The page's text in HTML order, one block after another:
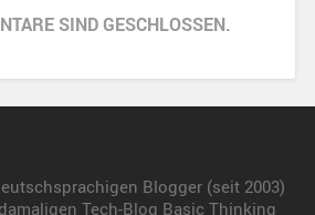
SIND GESCHLOSSEN.
Blogger (seit 2003)
Tech-Blog Basic Thinking